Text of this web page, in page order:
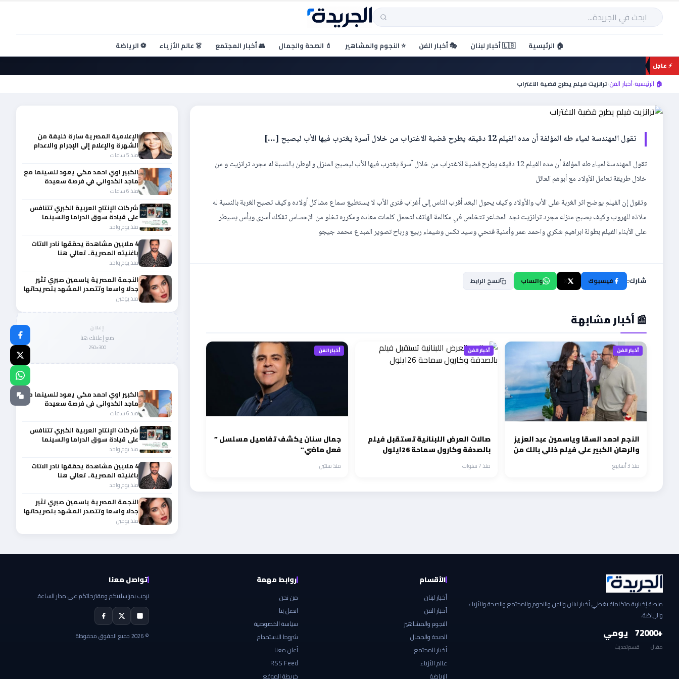
تخطي
المحتوى
بحث
🏠 الرئيسية 🇱🇧 أخبار لبنان 🎭 أخبار الفن ⭐ النجوم والمشاهير 💄 الصحة والجمال 👥 أخبار المجتمع 👗 عالم الأزياء ⚽ الرياضة
⚡ عاجل
🏠 الرئيسية›أخبار الفن›ترانزيت فيلم يطرح قضية الاغتراب
ترانزيت فيلم يطرح قضية الاغتراب
تقول المهندسة لمياء طه المؤلفة أن مده الفيلم 12 دقيقه يطرح قضية الاغتراب من خلال آسرة يغترب فيها الأب ليصبح […]
تقول المهندسة لمياء طه المؤلفة أن مده الفيلم 12 دقيقه يطرح قضية الاغتراب من خلال آسرة يغترب فيها الأب ليصبح المنزل والوطن بالنسبة له مجرد ترانزيت و من
خلال طريقة تعامل الأولاد مع أبوهم العائل
وتقول إن الفيلم يوضح اثر الغربة على الأب والأولاد وكيف يحول البعد أقرب الناس إلى أغراب فنرى الأب لا يستطيع سماع مشاكل أولاده وكيف تصبح الغربة بالنسبة له
ملاذه للهروب وكيف يصبح منزله مجرد ترانزيت نجد المشاعر تتخلص في مكالمة الهاتف لتحمل كلمات معاده ومكرره تخلو من الإحساس تفكك أسرى ويأس يسيطر
على الأبناء الفيلم بطولة ابراهيم شكري واحمد عمر وأمنية فتحي وسيد تكس وشيماء ربيع ورباح تصوير المبدع محمد جيجو
شارك: فيسبوك واتساب نسخ الرابط
📰 أخبار مشابهة
أخبار الفن
النجم احمد السقا وياسمين عبد العزيز
والرهان الكبير علي فيلم خللي بالك من
نفسكمنذ 3 أسابيع
أخبار الفن
صالات العرض اللبنانية تستقبل فيلم
بالصدفة وكارول سماحة 26ايلول
منذ 7 سنوات
أخبار الفن
جمال سنان يكشف تفاصيل مسلسل ”
فعل ماضي”
منذ سنتين
الإعلامية المصرية سارة خليفة من
الشهرة والإعلام إلي الإجرام والاعدام
منذ 5 ساعات
الكبير اوي احمد مكي يعود للسينما مع
ماجد الكدواني في فرصة سعيدة
منذ 6 ساعات
شركات الإنتاج العربية الكبري تتنافس
على قيادة سوق الدراما والسينما
والصباح في مقدمة المشهد الإقليمي
منذ يوم واحد
4 ملايين مشاهدة يحققها نادر الاتات
باغنيته المصرية.. تعالي هنا
منذ يوم واحد
النجمة المصرية ياسمين صبري تثير
جدلا واسعا وتتصدر المشهد بتصريحاتها
الأخيرة
منذ يومين
إعلان
ضع إعلانك هنا
300×250
الكبير اوي احمد مكي يعود للسينما مع
ماجد الكدواني في فرصة سعيدة
منذ 6 ساعات
شركات الإنتاج العربية الكبري تتنافس
على قيادة سوق الدراما والسينما
والصباح في مقدمة المشهد الإقليمي
منذ يوم واحد
4 ملايين مشاهدة يحققها نادر الاتات
باغنيته المصرية.. تعالي هنا
منذ يوم واحد
النجمة المصرية ياسمين صبري تثير
جدلا واسعا وتتصدر المشهد بتصريحاتها
الأخيرة
منذ يومين
منصة إخبارية متكاملة تغطي أخبار لبنان والفن والنجوم والمجتمع والصحة والأزياء
والرياضة.
+2000
مقال
7
قسم
يومي
تحديث
الأقسام
أخبار لبنان
أخبار الفن
النجوم والمشاهير
الصحة والجمال
أخبار المجتمع
عالم الأزياء
الرياضة
روابط مهمة
من نحن
اتصل بنا
سياسة الخصوصية
شروط الاستخدام
أعلن معنا
RSS Feed
خريطة الموقع
تواصل معنا
نرحب بمراسلاتكم ومقترحاتكم على مدار الساعة.
© 2026 جميع الحقوق محفوظة